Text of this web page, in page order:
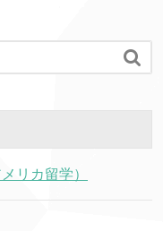

リカ留学）